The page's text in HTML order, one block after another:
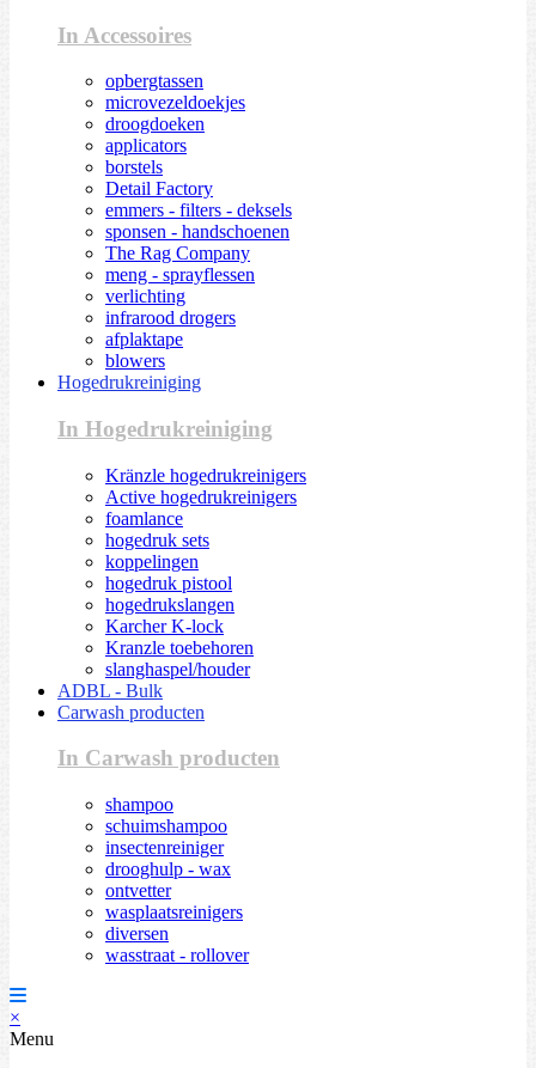
In Accessoires
opbergtassen
microvezeldoekjes
droogdoeken
applicators
borstels
Detail Factory
emmers - filters - deksels
sponsen - handschoenen
The Rag Company
meng - sprayflessen
verlichting
infrarood drogers
afplaktape
blowers
Hogedrukreiniging
In Hogedrukreiniging
Kränzle hogedrukreinigers
Active hogedrukreinigers
foamlance
hogedruk sets
koppelingen
hogedruk pistool
hogedrukslangen
Karcher K-lock
Kranzle toebehoren
slanghaspel/houder
ADBL - Bulk
Carwash producten
In Carwash producten
shampoo
schuimshampoo
insectenreiniger
drooghulp - wax
ontvetter
wasplaatsreinigers
diversen
wasstraat - rollover
×
Menu